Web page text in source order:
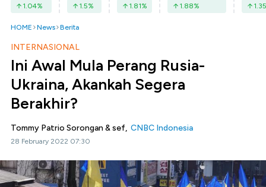
1.04% 1.5% 1.81% 1.88% 1.35
HOME News Berita
INTERNASIONAL
Ini Awal Mula Perang Rusia-
Ukraina, Akankah Segera
Berakhir?
Tommy Patrio Sorongan & sef, CNBC Indonesia
28 February 2022 07:30